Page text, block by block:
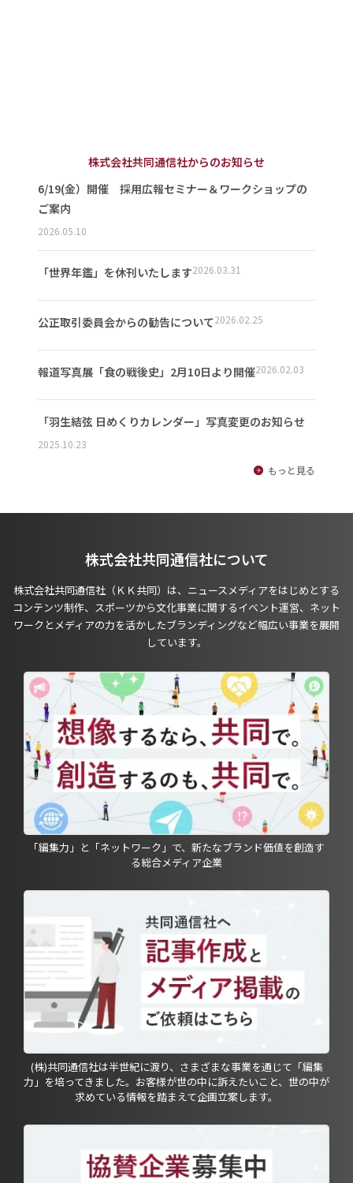
株式会社共同通信社からのお知らせ
6/19(金）開催 採用広報セミナー＆ワークショップの
ご案内
2026.05.10
「世界年鑑」を休刊いたします2026.03.31
公正取引委員会からの勧告について2026.02.25
報道写真展「食の戦後史」2月10日より開催2026.02.03
「羽生結弦 日めくりカレンダー」写真変更のお知らせ
2025.10.23
もっと見る
株式会社共同通信社について
株式会社共同通信社（ＫＫ共同）は、ニュースメディアをはじめとする
コンテンツ制作、スポーツから文化事業に関するイベント運営、ネット
ワークとメディアの力を活かしたブランディングなど幅広い事業を展開
しています。
「編集力」と「ネットワーク」で、新たなブランド価値を創造す
る総合メディア企業
(株)共同通信社は半世紀に渡り、さまざまな事業を通じて「編集
力」を培ってきました。お客様が世の中に訴えたいこと、世の中が
求めている情報を踏まえて企画立案します。